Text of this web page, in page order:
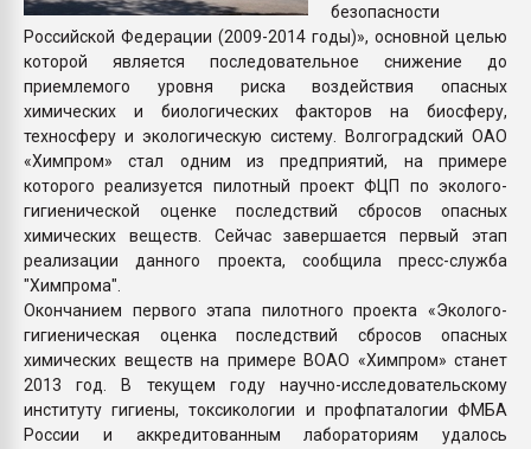
безопасности
Российской Федерации (2009-2014 годы)», основной целью
которой является последовательное снижение до
приемлемого уровня риска воздействия опасных
химических и биологических факторов на биосферу,
техносферу и экологическую систему. Волгоградский ОАО
«Химпром» стал одним из предприятий, на примере
которого реализуется пилотный проект ФЦП по эколого-
гигиенической оценке последствий сбросов опасных
химических веществ. Сейчас завершается первый этап
реализации данного проекта, сообщила пресс-служба
"Химпрома".
Окончанием первого этапа пилотного проекта «Эколого-
гигиеническая оценка последствий сбросов опасных
химических веществ на примере ВОАО «Химпром» станет
2013 год. В текущем году научно-исследовательскому
институту гигиены, токсикологии и профпаталогии ФМБА
России и аккредитованным лабораториям удалось